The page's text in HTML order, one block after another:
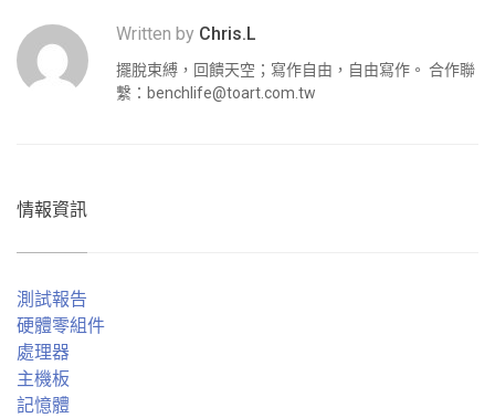
Written by Chris.L
擺脫束縛，回饋天空；寫作自由，自由寫作。 合作聯
繫： benchlife@toart.com.tw
情報資訊
測試報告
硬體零組件
處理器
主機板
記憶體